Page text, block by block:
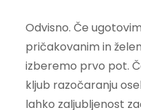
Odvisno. Če
pričakovanim in
izberemo prvo pot.
kljub razočaranju
lahko zaljubljenost